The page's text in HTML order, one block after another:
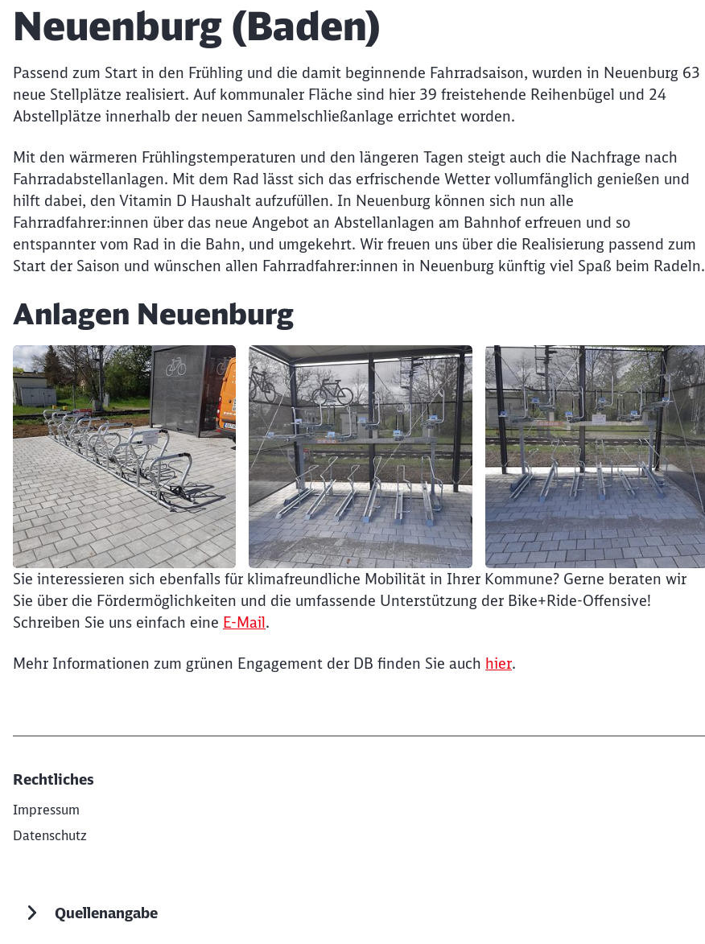
Artikel:
Neuenburg (Baden)
Passend zum Start in den Frühling und die damit beginnende Fahrradsaison, wurden in Neuenburg 63
neue Stellplätze realisiert. Auf kommunaler Fläche sind hier 39 freistehende Reihenbügel und 24
Abstellplätze innerhalb der neuen Sammelschließanlage errichtet worden.
Mit den wärmeren Frühlingstemperaturen und den längeren Tagen steigt auch die Nachfrage nach
Fahrradabstellanlagen. Mit dem Rad lässt sich das erfrischende Wetter vollumfänglich genießen und
hilft dabei, den Vitamin D Haushalt aufzufüllen. In Neuenburg können sich nun alle
Fahrradfahrer:innen über das neue Angebot an Abstellanlagen am Bahnhof erfreuen und so
entspannter vom Rad in die Bahn, und umgekehrt. Wir freuen uns über die Realisierung passend zum
Start der Saison und wünschen allen Fahrradfahrer:innen in Neuenburg künftig viel Spaß beim Radeln.
Anlagen Neuenburg
Klicken, um den folgenden Slider zu überspringen
Ende des Sliders
Sie interessieren sich ebenfalls für klimafreundliche Mobilität in Ihrer Kommune? Gerne beraten wir
Sie über die Fördermöglichkeiten und die umfassende Unterstützung der Bike+Ride-Offensive!
Schreiben Sie uns einfach eine E-Mail.
Mehr Informationen zum grünen Engagement der DB finden Sie auch hier.
Rechtliches
Impressum
Datenschutz
Quellenangabe
Möchten Sie zu weitergeleitet werden?
Abbrechen Weiter